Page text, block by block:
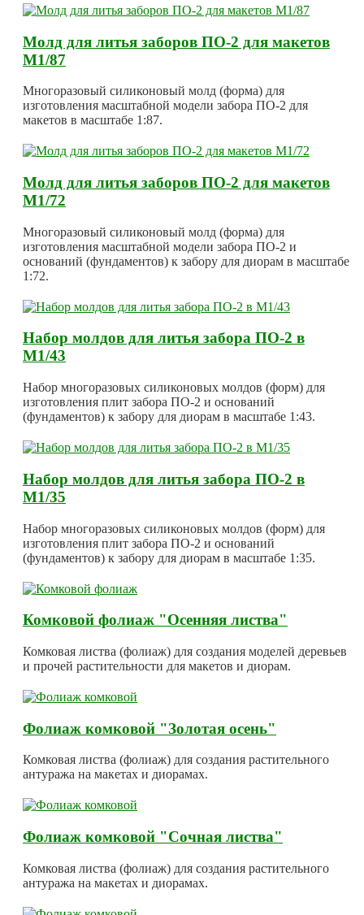
Молд для литья заборов ПО-2 для макетов
М1/87
Многоразовый силиконовый молд (форма) для
изготовления масштабной модели забора ПО-2 для
макетов в масштабе 1:87.
Молд для литья заборов ПО-2 для макетов
М1/72
Многоразовый силиконовый молд (форма) для
изготовления масштабной модели забора ПО-2 и
оснований (фундаментов) к забору для диорам в масштабе
1:72.
Набор молдов для литья забора ПО-2 в
М1/43
Набор многоразовых силиконовых молдов (форм) для
изготовления плит забора ПО-2 и оснований
(фундаментов) к забору для диорам в масштабе 1:43.
Набор молдов для литья забора ПО-2 в
М1/35
Набор многоразовых силиконовых молдов (форм) для
изготовления плит забора ПО-2 и оснований
(фундаментов) к забору для диорам в масштабе 1:35.
Комковой фолиаж "Осенняя листва"
Комковая листва (фолиаж) для создания моделей деревьев
и прочей растительности для макетов и диорам.
Фолиаж комковой "Золотая осень"
Комковая листва (фолиаж) для создания растительного
антуража на макетах и диорамах.
Фолиаж комковой "Сочная листва"
Комковая листва (фолиаж) для создания растительного
антуража на макетах и диорамах.